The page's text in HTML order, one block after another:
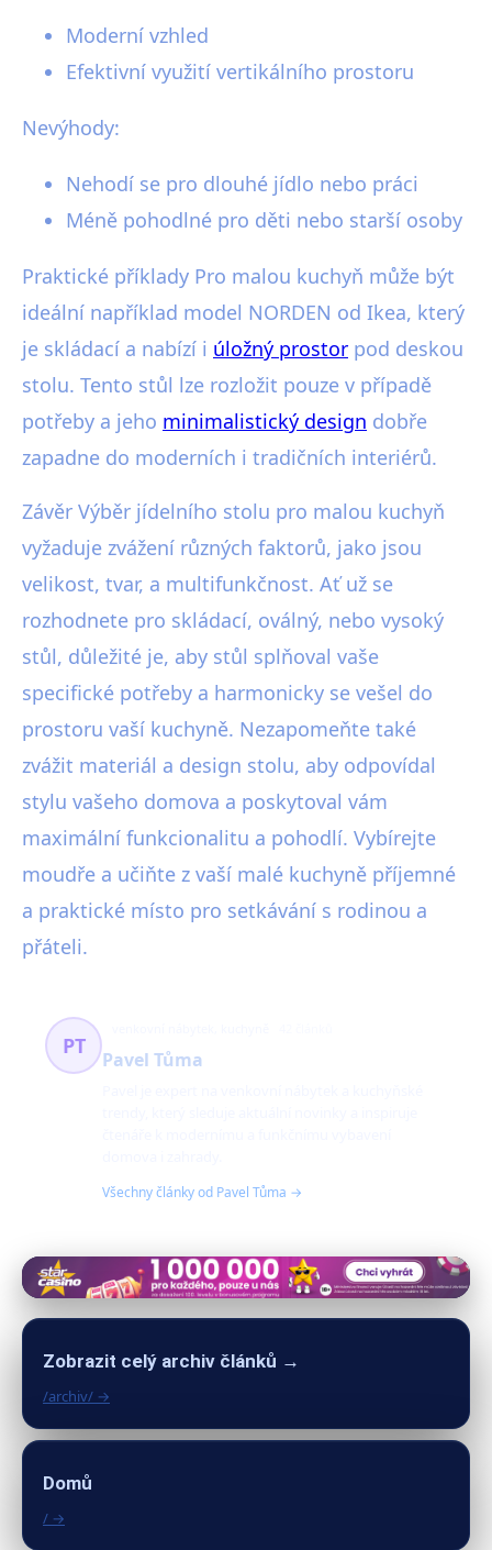
Moderní vzhled
Efektivní využití vertikálního prostoru
Nevýhody:
Nehodí se pro dlouhé jídlo nebo práci
Méně pohodlné pro děti nebo starší osoby
Praktické příklady Pro malou kuchyň může být
ideální například model NORDEN od Ikea, který
je skládací a nabízí i úložný prostor pod deskou
stolu. Tento stůl lze rozložit pouze v případě
potřeby a jeho minimalistický design dobře
zapadne do moderních i tradičních interiérů.
Závěr Výběr jídelního stolu pro malou kuchyň
vyžaduje zvážení různých faktorů, jako jsou
velikost, tvar, a multifunkčnost. Ať už se
rozhodnete pro skládací, oválný, nebo vysoký
stůl, důležité je, aby stůl splňoval vaše
specifické potřeby a harmonicky se vešel do
prostoru vaší kuchyně. Nezapomeňte také
zvážit materiál a design stolu, aby odpovídal
stylu vašeho domova a poskytoval vám
maximální funkcionalitu a pohodlí. Vybírejte
moudře a učiňte z vaší malé kuchyně příjemné
a praktické místo pro setkávání s rodinou a
přáteli.
PT
Pavel Tůma
Všechny články od Pavel Tůma →
Zobrazit celý archiv článků →
/archiv/ →
Domů
/ →